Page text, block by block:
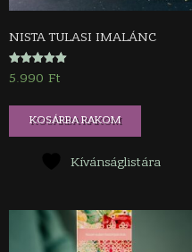
NISTA TULASI IMALÁNC
Értékelés:
5.00
5.990 Ft
KOSÁRBA RAKOM
Kívánságlistára